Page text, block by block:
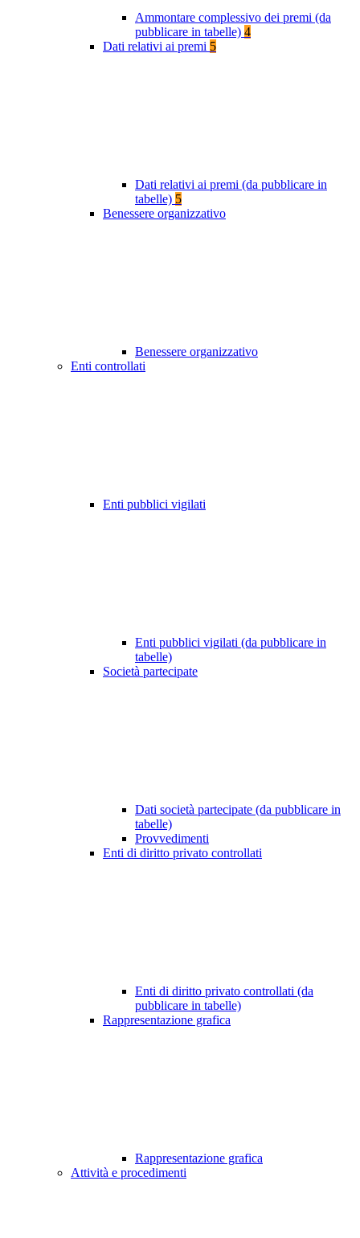
Ammontare complessivo dei premi (da
pubblicare in tabelle) 4
Dati relativi ai premi 5
Dati relativi ai premi (da pubblicare in
tabelle) 5
Benessere organizzativo
Benessere organizzativo
Enti controllati
Enti pubblici vigilati
Enti pubblici vigilati (da pubblicare in
tabelle)
Società partecipate
Dati società partecipate (da pubblicare in
tabelle)
Provvedimenti
Enti di diritto privato controllati
Enti di diritto privato controllati (da
pubblicare in tabelle)
Rappresentazione grafica
Rappresentazione grafica
Attività e procedimenti